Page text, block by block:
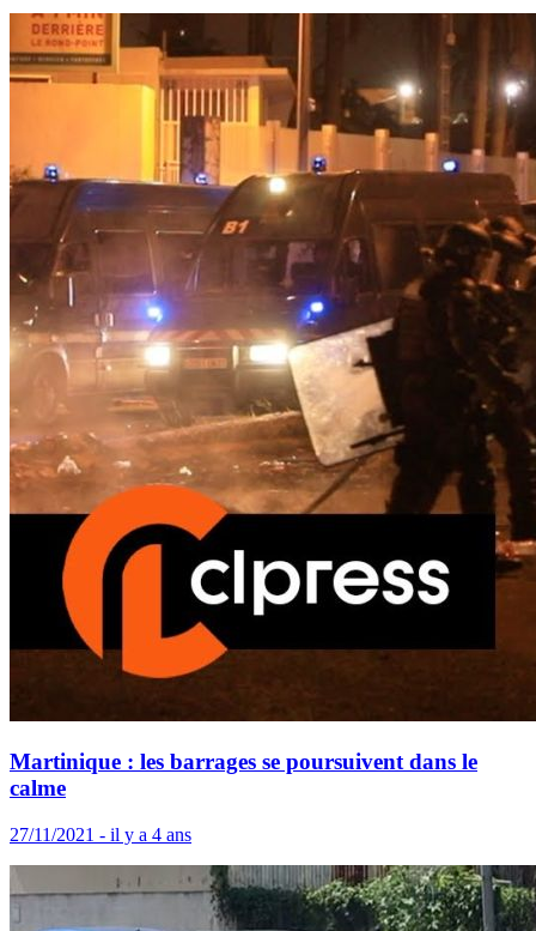
Martinique : les barrages se poursuivent dans le
calme
27/11/2021 - il y a 4 ans